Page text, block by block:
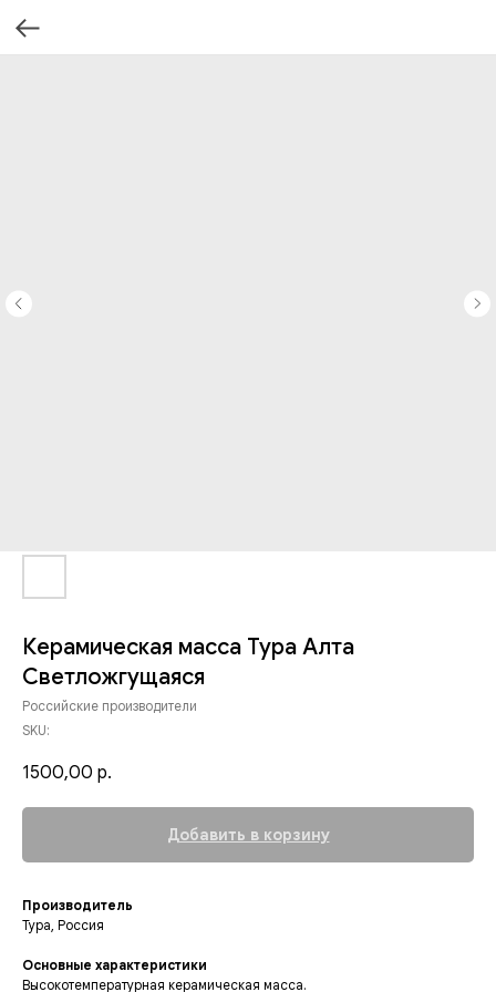
Керамическая масса Тура Алта
Светложгущаяся
Российские производители
SKU:
1500,00 р.
Добавить в корзину
Производитель
Тура, Россия
Основные характеристики
Высокотемпературная керамическая масса.